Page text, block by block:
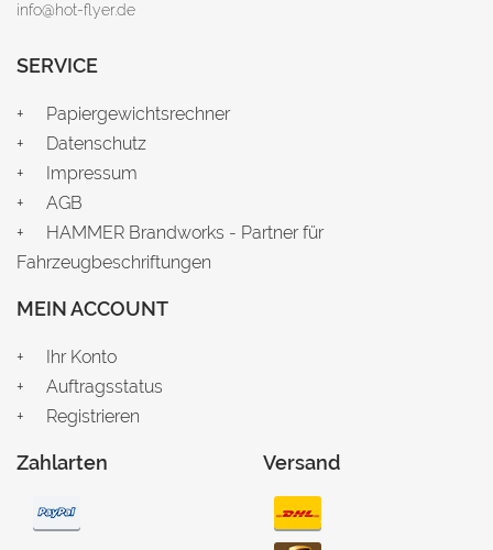
info@hot-flyer.de
SERVICE
Papiergewichtsrechner
Datenschutz
Impressum
AGB
HAMMER Brandworks - Partner für
Fahrzeugbeschriftungen
MEIN ACCOUNT
Ihr Konto
Auftragsstatus
Registrieren
Zahlarten Versand